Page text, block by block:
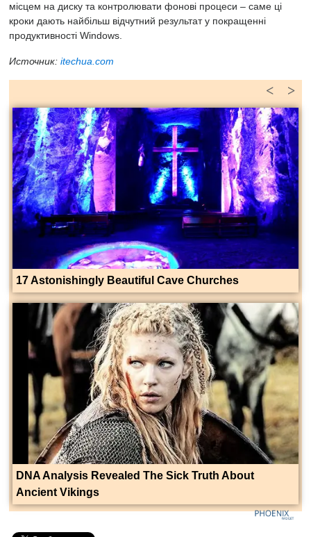
місцем на диску та контролювати фонові процеси – саме ці
кроки дають найбільш відчутний результат у покращенні
продуктивності Windows.
Источник: itechua.com
>
<
17 Astonishingly Beautiful Cave Churches
DNA Analysis Revealed The Sick Truth About
Ancient Vikings